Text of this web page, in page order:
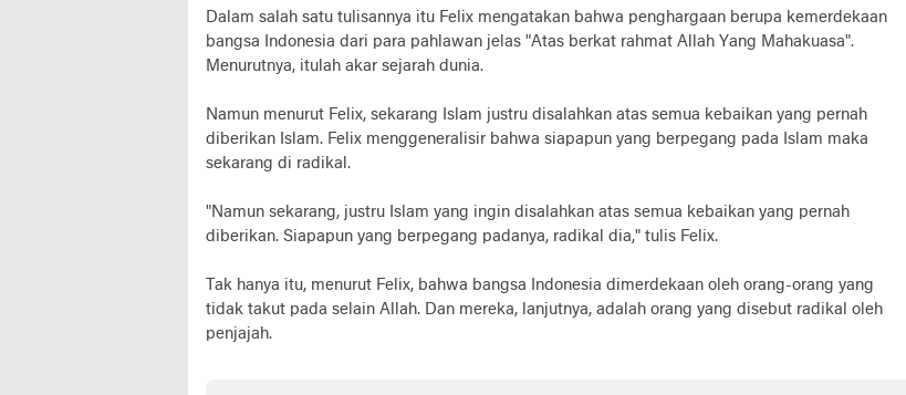
Dalam salah satu tulisannya itu Felix mengatakan bahwa penghargaan berupa kemerdekaan
bangsa Indonesia dari para pahlawan jelas "Atas berkat rahmat Allah Yang Mahakuasa".
Menurutnya, itulah akar sejarah dunia.
Namun menurut Felix, sekarang Islam justru disalahkan atas semua kebaikan yang pernah
diberikan Islam. Felix menggeneralisir bahwa siapapun yang berpegang pada Islam maka
sekarang di radikal.
"Namun sekarang, justru Islam yang ingin disalahkan atas semua kebaikan yang pernah
diberikan. Siapapun yang berpegang padanya, radikal dia," tulis Felix.
Tak hanya itu, menurut Felix, bahwa bangsa Indonesia dimerdekaan oleh orang-orang yang
tidak takut pada selain Allah. Dan mereka, lanjutnya, adalah orang yang disebut radikal oleh
penjajah.